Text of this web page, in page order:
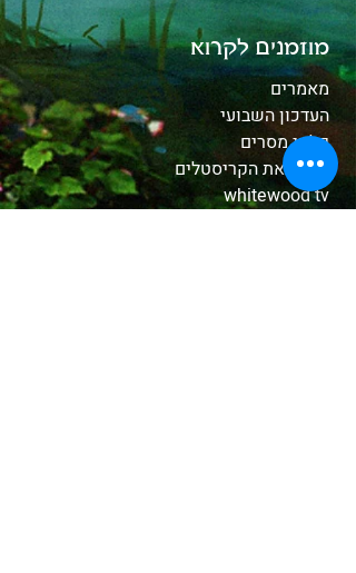
מוזמנים לקרוא
מאמרים
העדכון השבועי
קלפי מסרים
הכירו את הקריסטלים
whitewood tv